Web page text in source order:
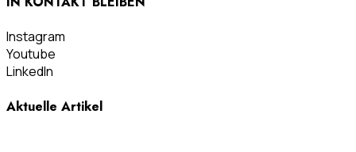
Instagram
Youtube
LinkedIn
Aktuelle Artikel